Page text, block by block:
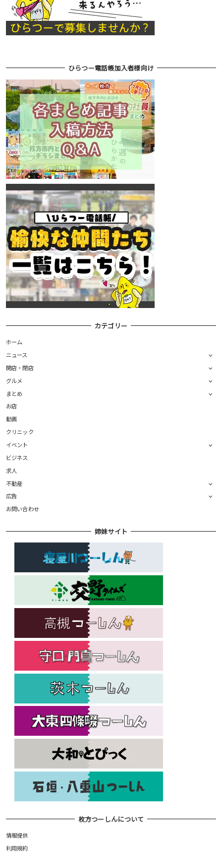
ひらつー電話帳加入者様向け
カテゴリー
ホーム
ニュース
開店・閉店
グルメ
まとめ
お店
動画
クリニック
イベント
ビジネス
求人
不動産
広告
お問い合わせ
姉妹サイト
枚方つーしんについて
情報提供
利用規約